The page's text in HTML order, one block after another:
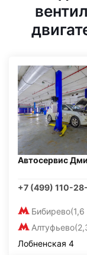
Автосервис
+7 (499) 110-
Бибирево
Алтуфьево
Лобненская 4